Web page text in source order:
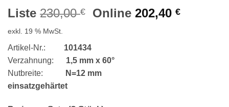
Liste 230,00€
Ursprünglicher
Online 202,40€
exkl. 19 % MwSt.
Artikel-Nr.: 101434
Verzahnung: 1,5 mm x 60°
Nutbreite:
N=12 mm
einsatzgehärtet